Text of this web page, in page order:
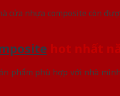
cửa nhựa composite còn
hot nhất
phẩm phù hợp với nhà